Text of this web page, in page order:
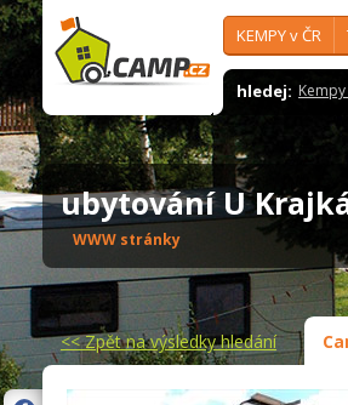
KEMPY v ČR
hledej: Kempy
ubytování U
WWW stránky
<<Zpět na výsledky hledání